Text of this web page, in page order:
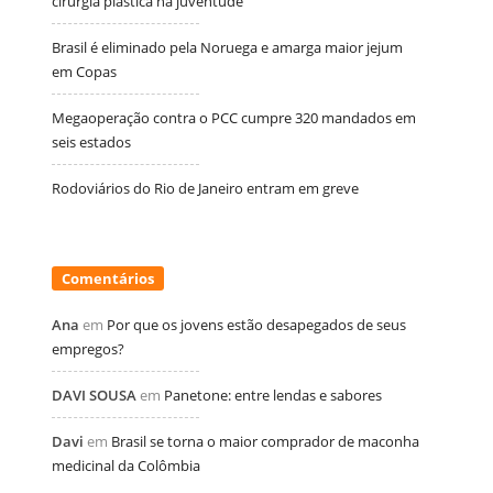
Brasil é eliminado pela Noruega e amarga maior jejum
em Copas
Megaoperação contra o PCC cumpre 320 mandados em
seis estados
Rodoviários do Rio de Janeiro entram em greve
Comentários
Ana em Por que os jovens estão desapegados de seus
empregos?
DAVI SOUSA em Panetone: entre lendas e sabores
Davi em Brasil se torna o maior comprador de maconha
medicinal da Colômbia